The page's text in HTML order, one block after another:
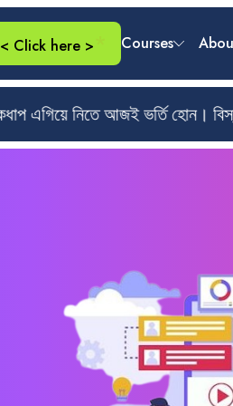
Click here > Courses
Computer
Application
Front-End
with React JS
All Courses
এগিয়ে নিতে আজই ভর্তি হোন।